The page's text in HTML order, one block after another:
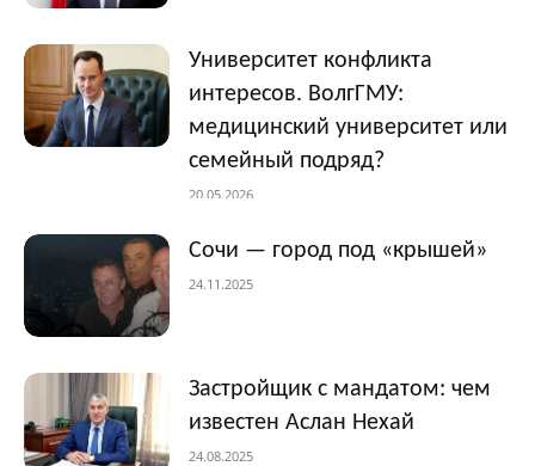
Университет конфликта
интересов. ВолгГМУ:
медицинский университет или
семейный подряд?
20.05.2026
Сочи — город под «крышей»
24.11.2025
Застройщик с мандатом: чем
известен Аслан Нехай
24.08.2025